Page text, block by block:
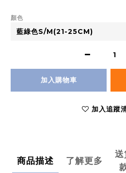
顏色
加入購物車
加入追蹤
商品描述 了解更多
送